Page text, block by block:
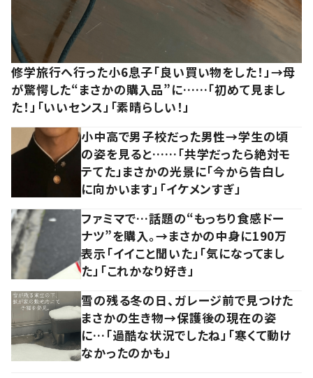
修学旅行へ行った小6息子「良い買い物をした！」→母
が驚愕した“まさかの購入品”に……「初めて見まし
た！」「いいセンス」「素晴らしい！」
小中高で男子校だった男性→学生の頃
の姿を見ると……「共学だったら絶対モ
テてた」まさかの光景に「今から告白し
に向かいます」「イケメンすぎ」
ファミマで…話題の“もっちり食感ドー
ナツ”を購入。→まさかの中身に190万
表示「イイこと聞いた」「気になってまし
た」「これかなり好き」
雪の残る冬の日、ガレージ前で見つけた
まさかの生き物→保護後の現在の姿
に…「過酷な状況でしたね」「寒くて動け
なかったのかも」